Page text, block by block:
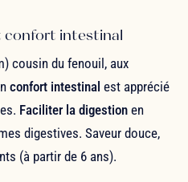
confort intestinal
cousin du fenouil, aux
confort intestinal est apprécié
Faciliter la digestion en
digestives. Saveur douce,
(à partir de 6 ans).